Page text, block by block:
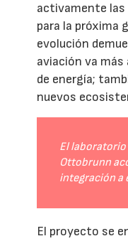
activamente
para la próxima
evolución
aviación va
de energía;
nuevos
El laboratorio
Ottobrunn
integración a
El proyecto se